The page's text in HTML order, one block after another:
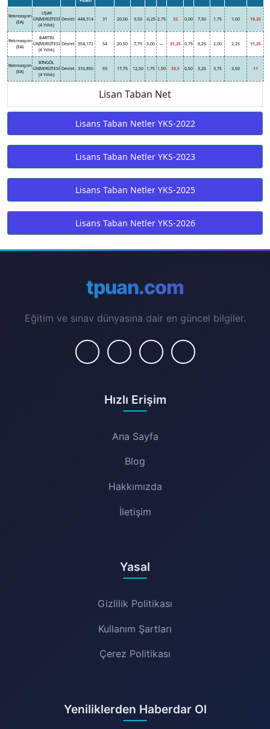
Rekreasyon
(EA)
UŞAK
ÜNİVERSİTESİ
(4 Yıllık)
Devlet 448,314 31 20,00 9,50 -0,25 2,75 32 0,00 7,50 1,75 1,00 10,25
Rekreasyon
(EA)
BARTIN
ÜNİVERSİTESİ
(4 Yıllık)
Devlet 354,172 54 20,50 7,75 3,00 --- 31,25 0,75 6,25 2,00 2,25 11,25
Rekreasyon
(EA)
BİNGÖL
ÜNİVERSİTESİ
(4 Yıllık)
Devlet 310,850 59 17,75 12,50 1,75 1,50 33,5 0,50 3,25 3,75 3,50 11
Lisan Taban Net
Lisans Taban Netler YKS-2022
Lisans Taban Netler YKS-2023
Lisans Taban Netler YKS-2025
Lisans Taban Netler YKS-2026
tpuan.com
Eğitim ve sınav dünyasına dair en güncel bilgiler.
Hızlı Erişim
Ana Sayfa
Blog
Hakkımızda
İletişim
Yasal
Gizlilik Politikası
Kullanım Şartları
Çerez Politikası
Yeniliklerden Haberdar Ol